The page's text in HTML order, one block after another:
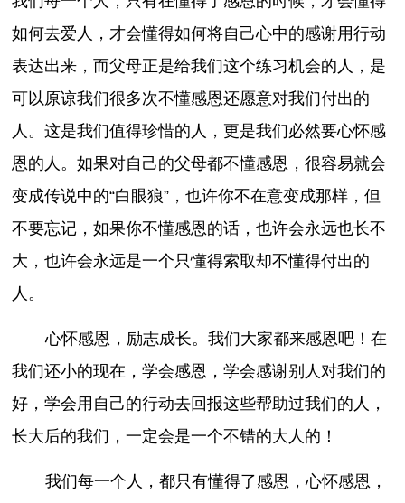
如何去爱人，才会懂得如何将自己心中的感谢用行动
表达出来，而父母正是给我们这个练习机会的人，是
可以原谅我们很多次不懂感恩还愿意对我们付出的
人。这是我们值得珍惜的人，更是我们必然要心怀感
恩的人。如果对自己的父母都不懂感恩，很容易就会
变成传说中的“白眼狼”，也许你不在意变成那样，但
不要忘记，如果你不懂感恩的话，也许会永远也长不
大，也许会永远是一个只懂得索取却不懂得付出的
人。
心怀感恩，励志成长。我们大家都来感恩吧！在
我们还小的现在，学会感恩，学会感谢别人对我们的
好，学会用自己的行动去回报这些帮助过我们的人，
长大后的我们，一定会是一个不错的大人的！
我们每一个人，都只有懂得了感恩，心怀感恩，